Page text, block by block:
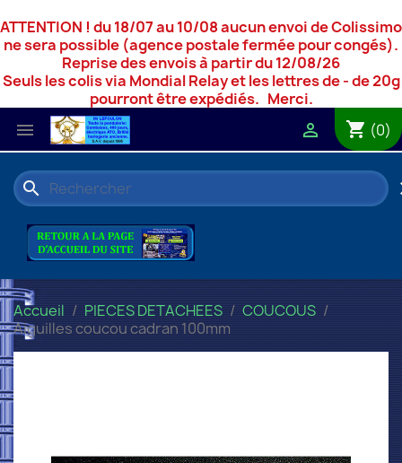
ATTENTION ! du 18/07 au 10/08 aucun envoi de Colissimo
ne sera possible (agence postale fermée pour congés).
Reprise des envois à partir du 12/08/26
Seuls les colis via Mondial Relay et les lettres de - de 20g
pourront être expédiés. Merci.
 shopping_cart (0)

search
Accueil PIECES DETACHEES
COUCOUS
Aiguilles coucou cadran 100mm